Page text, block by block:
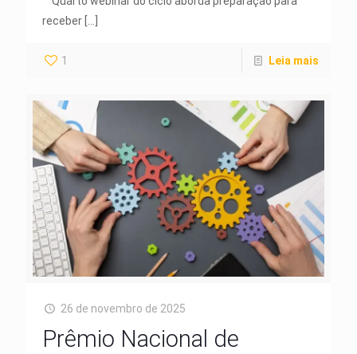
receber […]
1 Leia mais
26 de novembro de 2025
Prêmio Nacional de